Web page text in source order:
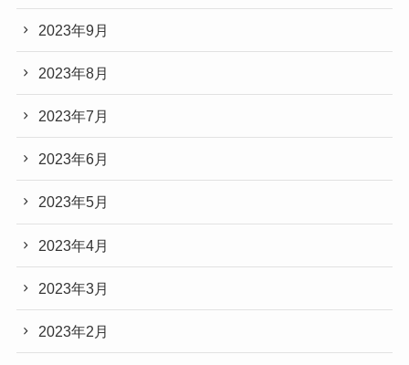
2023年9月
2023年8月
2023年7月
2023年6月
2023年5月
2023年4月
2023年3月
2023年2月